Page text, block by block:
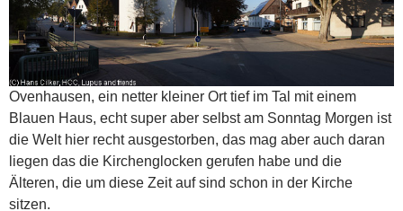
Ovenhausen, ein netter kleiner Ort tief im Tal mit einem
Blauen Haus, echt super aber selbst am Sonntag Morgen ist
die Welt hier recht ausgestorben, das mag aber auch daran
liegen das die Kirchenglocken gerufen habe und die
Älteren, die um diese Zeit auf sind schon in der Kirche
sitzen.